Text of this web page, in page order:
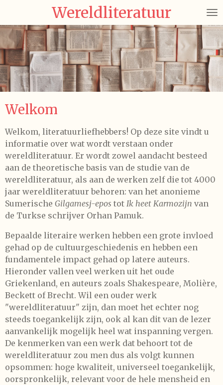
naar
de
hoofdinhoud
Wereldliteratuur
Welkom
Welkom, literatuurliefhebbers! Op deze site vindt u
informatie over wat wordt verstaan onder
wereldliteratuur. Er wordt zowel aandacht besteed
aan de theoretische basis van de studie van de
wereldliteratuur, als aan de werken zelf die tot 4000
jaar wereldliteratuur behoren: van het anonieme
Sumerische Gilgamesj-epos tot Ik heet Karmozijn van
de Turkse schrijver Orhan Pamuk.
Bepaalde literaire werken hebben een grote invloed
gehad op de cultuurgeschiedenis en hebben een
fundamentele impact gehad op latere auteurs.
Hieronder vallen veel werken uit het oude
Griekenland, en auteurs zoals Shakespeare, Molière,
Beckett of Brecht. Wil een ouder werk
"wereldliteratuur" zijn, dan moet het echter nog
steeds toegankelijk zijn, ook al kan dit van de lezer
aanvankelijk mogelijk heel wat inspanning vergen.
De kenmerken van een werk dat behoort tot de
wereldliteratuur zou men dus als volgt kunnen
opsommen: hoge kwaliteit, universeel toegankelijk,
oorspronkelijk, relevant voor de hele mensheid en